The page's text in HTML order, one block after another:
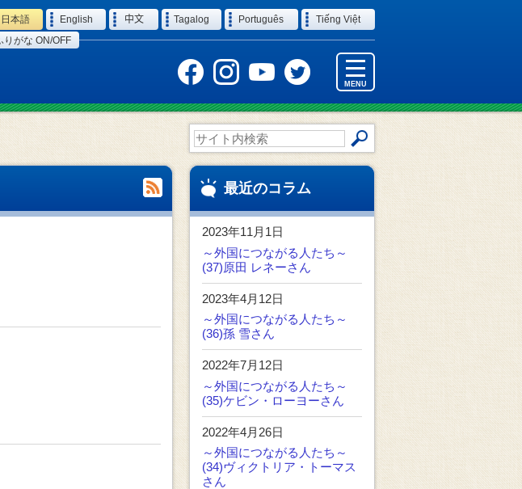
日本語 English 中文 Tagalog Português
Tiếng Việt
りがな ON/OFF
MENU
サ
イ
ト
内
最近のコラム
2023年11月1日
～外国につながる人たち～
(37)原田 レネーさん
2023年4月12日
～外国につながる人たち～
(36)孫 雪さん
2022年7月12日
～外国につながる人たち～
(35)ケビン・ローヨーさん
2022年4月26日
～外国につながる人たち～
(34)ヴィクトリア・トーマス
さん